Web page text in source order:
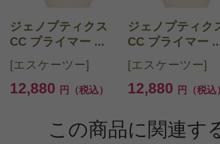
ジェノプティクス
CC プライマー ...
[エスケーツー]
12,880 円（税込）
ジェノプティク
CC プライマー
[エスケーツー]
12,880 円（税込
この商品に関連す